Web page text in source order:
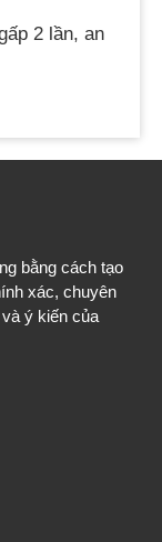
2 lần, an
bằng cách tạo
xác, chuyên
ý kiến của